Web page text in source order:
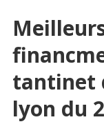
tantinet
lyon du